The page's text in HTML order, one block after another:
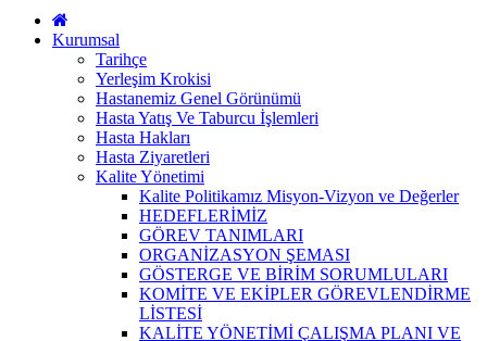
Kurumsal
Tarihçe
Yerleşim Krokisi
Hastanemiz Genel Görünümü
Hasta Yatış Ve Taburcu İşlemleri
Hasta Hakları
Hasta Ziyaretleri
Kalite Yönetimi
Kalite Politikamız Misyon-Vizyon ve Değerler
HEDEFLERİMİZ
GÖREV TANIMLARI
ORGANİZASYON ŞEMASI
GÖSTERGE VE BİRİM SORUMLULARI
KOMİTE VE EKİPLER GÖREVLENDİRME
LİSTESİ
KALİTE YÖNETİMİ ÇALIŞMA PLANI VE